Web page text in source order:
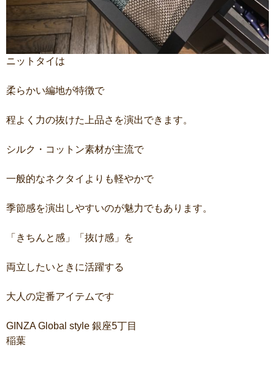
ニットタイは
柔らかい編地が特徴で
程よく力の抜けた上品さを演出できます。
シルク・コットン素材が主流で
一般的なネクタイよりも軽やかで
季節感を演出しやすいのが魅力でもあります。
「きちんと感」「抜け感」を
両立したいときに活躍する
大人の定番アイテムです
GINZA Global style 銀座5丁目
稲葉